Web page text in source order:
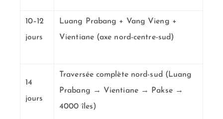
10–12
jours
Luang Prabang + Vang Vieng +
Vientiane (axe nord-centre-sud)
14
jours
Traversée complète nord-sud (Luang
Prabang → Vientiane → Pakse →
4000 îles)